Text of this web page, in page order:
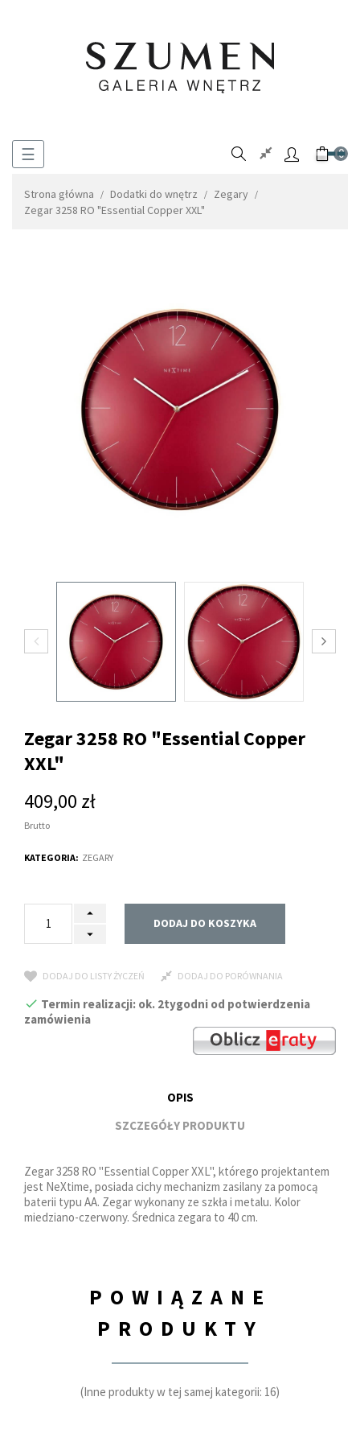
Toggle
☰ 0
Strona główna Dodatki do wnętrz
Zegary
Zegar 3258 RO "Essential Copper XXL"
Zegar 3258 RO "Essential Copper
XXL"
409,00 zł
Brutto
KATEGORIA: ZEGARY
DODAJ DO KOSZYKA
DODAJ DO LISTY ŻYCZEŃ DODAJ DO PORÓWNANIA
Termin realizacji: ok. 2tygodni od potwierdzenia
zamówienia
OPIS
SZCZEGÓŁY PRODUKTU
Zegar 3258 RO "Essential Copper XXL", którego projektantem
jest NeXtime, posiada cichy mechanizm zasilany za pomocą
baterii typu AA. Zegar wykonany ze szkła i metalu. Kolor
miedziano-czerwony. Średnica zegara to 40 cm.
POWIĄZANE
PRODUKTY
(Inne produkty w tej samej kategorii: 16)